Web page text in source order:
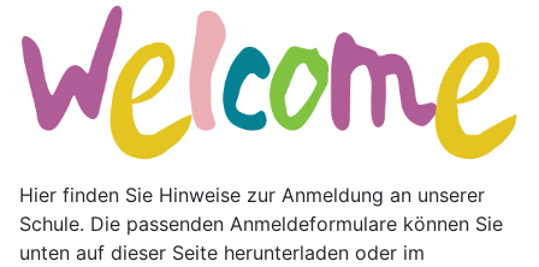
Hier finden Sie Hinweise zur Anmeldung an unserer
Schule. Die passenden Anmeldeformulare können Sie
unten auf dieser Seite herunterladen oder im